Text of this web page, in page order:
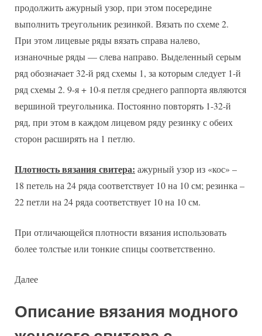
продолжить ажурный узор, при этом посередине
выполнить треугольник резинкой. Вязать по схеме 2.
При этом лицевые ряды вязать справа налево,
изнаночные ряды — слева направо. Выделенный серым
ряд обозначает 32-й ряд схемы 1, за которым следует 1-й
ряд схемы 2. 9-я + 10-я петля среднего раппорта являются
вершиной треугольника. Постоянно повторять 1-32-й
ряд, при этом в каждом лицевом ряду резинку с обеих
сторон расширять на 1 петлю.
Плотность вязания свитера: ажурный узор из «кос» –
18 петель на 24 ряда соответствует 10 на 10 см; резинка –
22 петли на 24 ряда соответствует 10 на 10 см.
При отличающейся плотности вязания использовать
более толстые или тонкие спицы соответственно.
Далее
Описание вязания модного